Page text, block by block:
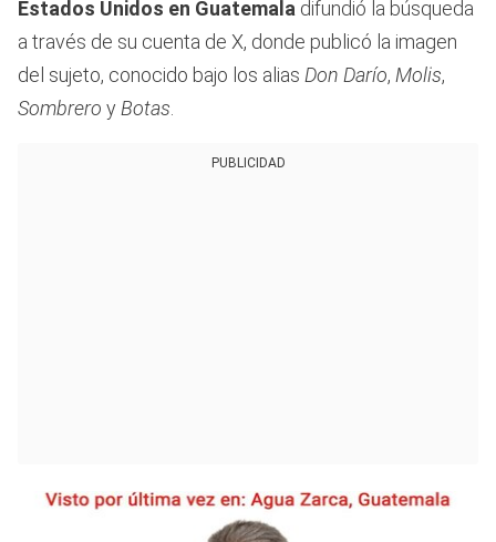
Estados Unidos en Guatemala difundió la búsqueda
a través de su cuenta de X, donde publicó la imagen
del sujeto, conocido bajo los alias Don Darío, Molis,
Sombrero y Botas
PUBLICIDAD